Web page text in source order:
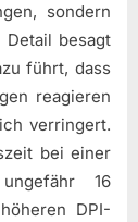
sondern
besagt
führt, dass
reagieren
verringert.
bei einer
16
DPI-